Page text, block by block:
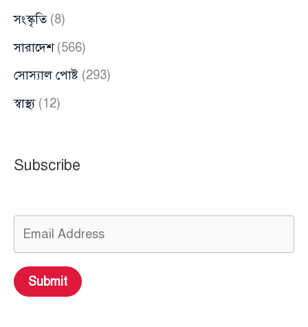
সংস্কৃতি(8)
সারাদেশ(566)
সোস্যাল পোষ্ট (293)
স্বাস্থ্য(12)
Subscribe
Submit